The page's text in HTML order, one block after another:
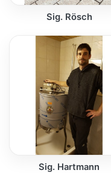
Sig. Rösch
Sig. Hartmann